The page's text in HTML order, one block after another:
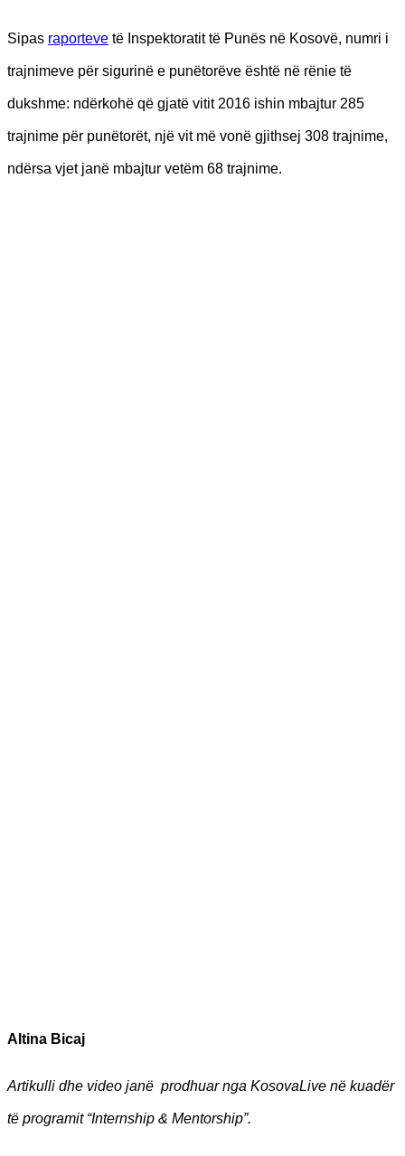
Sipas raporteve të Inspektoratit të Punës në Kosovë, numri i
trajnimeve për sigurinë e punëtorëve është në rënie të
dukshme: ndërkohë që gjatë vitit 2016 ishin mbajtur 285
trajnime për punëtorët, një vit më vonë gjithsej 308 trajnime,
ndërsa vjet janë mbajtur vetëm 68 trajnime.
Altina Bicaj
Artikulli dhe video janë prodhuar nga KosovaLive në kuadër
të programit “Internship & Mentorship”.